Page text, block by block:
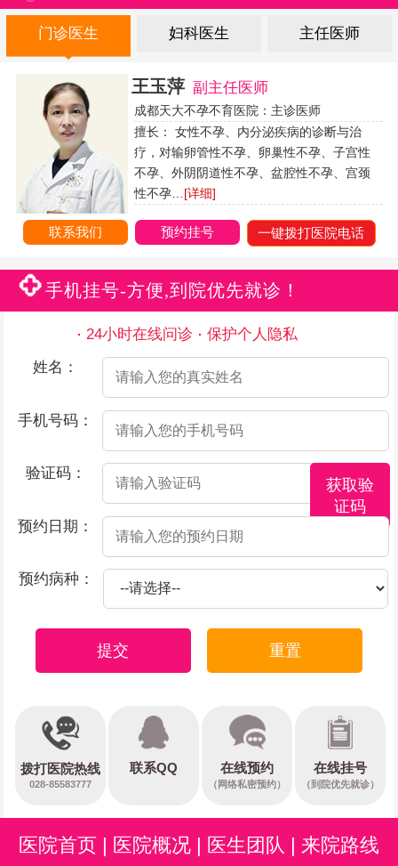
门诊医生 妇科医生 主任医师
王玉萍 副主任医师
成都天大不孕不育医院：主诊医师
擅长： 女性不孕、内分泌疾病的诊断与治
疗，对输卵管性不孕、卵巢性不孕、子宫性
不孕、外阴阴道性不孕、盆腔性不孕、宫颈
性不孕… [详细]
联系我们 预约挂号 一键拨打医院电话
手机挂号-方便,到院优先就诊！
24小时在线问诊
保护个人隐私
姓名：
手机号码：
验证码：
获取验
证码
预约日期：
预约病种：
提交 重置
拨打医院热线
028-85583777
联系QQ 在线预约
（网络私密预约）
在线挂号
（到院优先就诊）
医院首页 | 医院概况 | 医生团队 | 来院路线